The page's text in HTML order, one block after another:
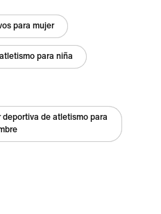
para mujer
para niña
de atletismo para